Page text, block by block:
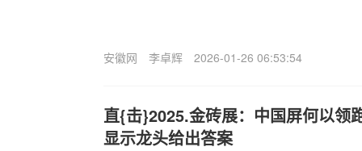
安徽网 李卓辉 2026-01-26 06:53:54
直{击}2025.金砖展：中国屏何以领
显示龙头给出答案